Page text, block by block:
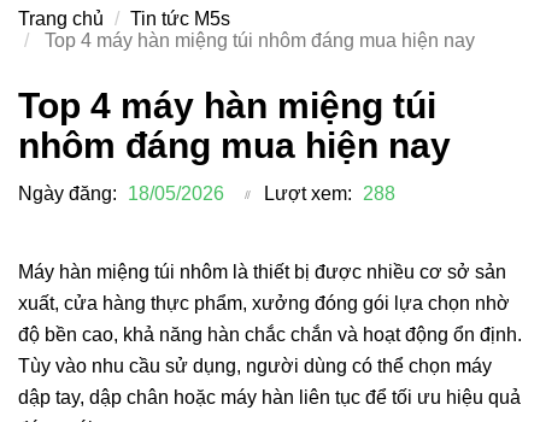
Top 4 máy hàn miệng túi
nhôm đáng mua hiện nay
Ngày đăng: 18/05/2026 Lượt xem: 288
Máy hàn miệng túi nhôm là thiết bị được nhiều cơ sở sản
xuất, cửa hàng thực phẩm, xưởng đóng gói lựa chọn nhờ
độ bền cao, khả năng hàn chắc chắn và hoạt động ổn định.
Tùy vào nhu cầu sử dụng, người dùng có thể chọn máy
dập tay, dập chân hoặc máy hàn liên tục để tối ưu hiệu quả
Trang chủ
Tin tức M5s
Top 4 máy hàn miệng túi nhôm đáng mua hiện nay